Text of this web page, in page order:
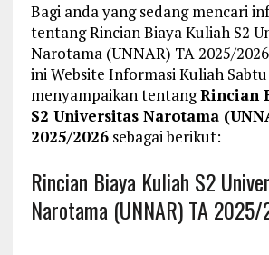
Bagi anda yang sedang mencari
tentang Rincian Biaya Kuliah S2
Narotama (UNNAR) TA 2025/
ini Website Informasi Kuliah
menyampaikan tentangRincian
S2 Universitas Narotama
2025/2026sebagai berikut:
Rincian Biaya Kuliah S2
Narotama (UNNAR) TA